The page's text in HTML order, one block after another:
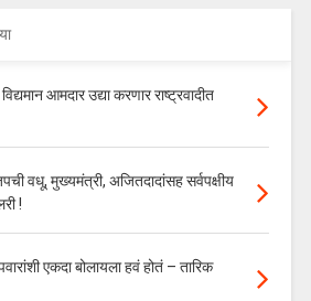
आमदार उद्या करणार राष्ट्रवादीत
वधू, मुख्यमंत्री, अजितदादांसह सर्वपक्षीय
!
एकदा बोलायला हवं होतं – तारिक